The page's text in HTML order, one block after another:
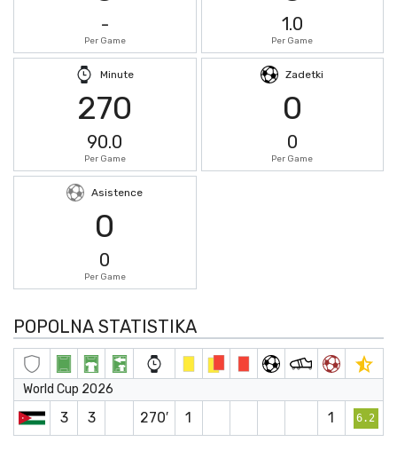
-
Per Game
1.0
Per Game
Minute
270
90.0
Per Game
Zadetki
0
0
Per Game
Asistence
0
0
Per Game
POPOLNA STATISTIKA
World Cup 2026
3 3 270′ 1 1 6.2